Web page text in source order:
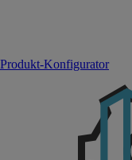
Produkt-Konfigurator